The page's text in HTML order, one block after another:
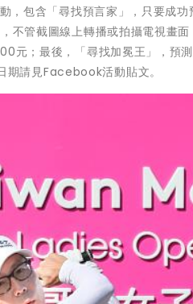
包含「尋找預言家」，只要成功
管截圖線上轉播或拍攝電視畫
；最後，「尋找加冕王」，預
請見Facebook活動貼文。